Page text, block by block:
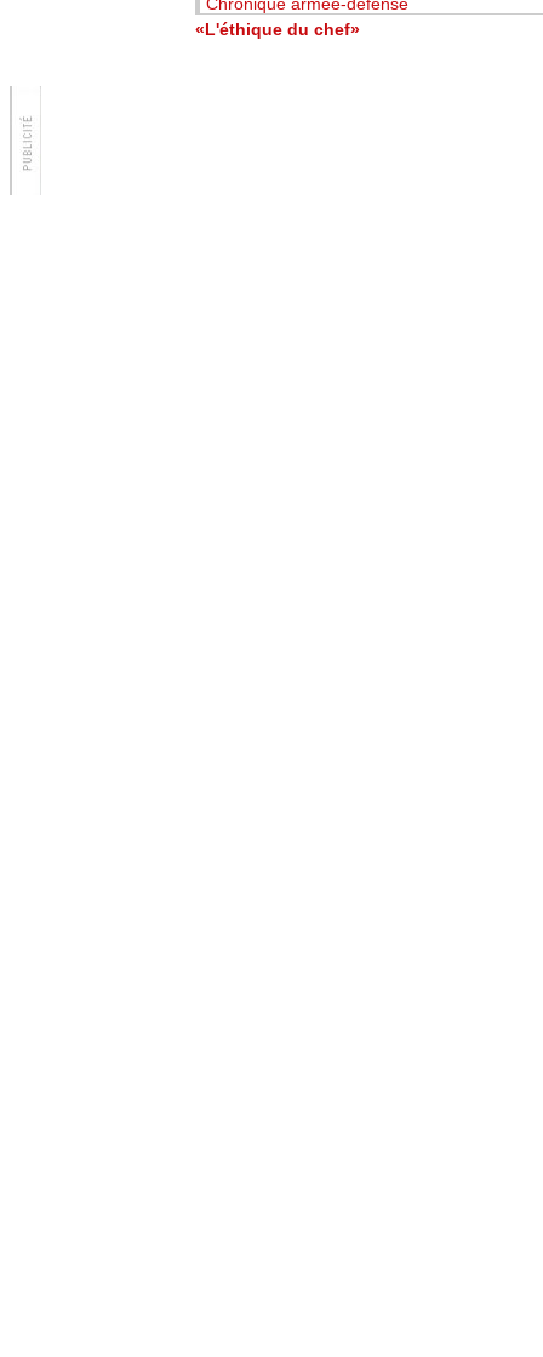
Chronique armée-défense
«L'éthique du chef»